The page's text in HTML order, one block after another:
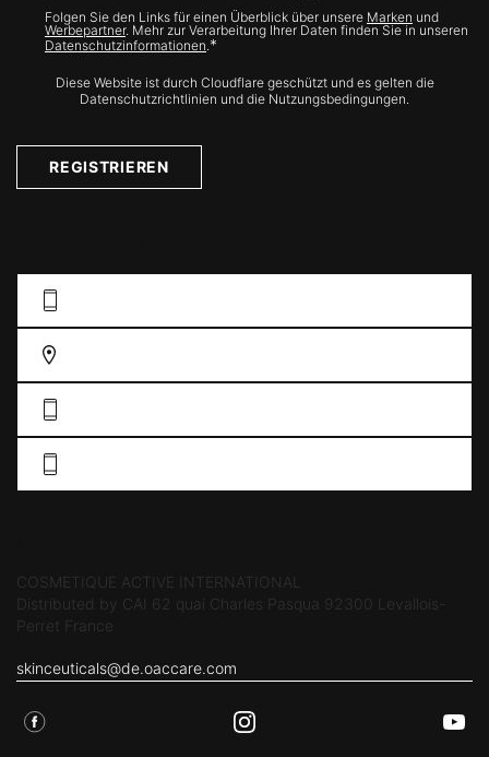
Folgen Sie den Links für einen Überblick über unsere Marken und
Werbepartner. Mehr zur Verarbeitung Ihrer Daten finden Sie in unseren
Datenschutzinformationen *
Diese Website ist durch Cloudflare geschützt und es gelten die
Datenschutzrichtlinien und die Nutzungsbedingungen.
REGISTRIEREN
COSMETIQUE ACTIVE INTERNATIONAL
Distributed by CAI 62 quai Charles Pasqua 92300 Levallois-
Perret France
skinceuticals@de.oaccare.com